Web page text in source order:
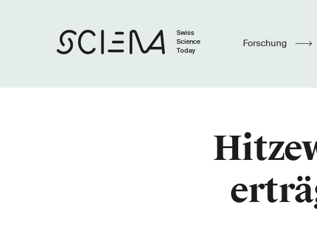
Swiss
Science
Today
Forschung